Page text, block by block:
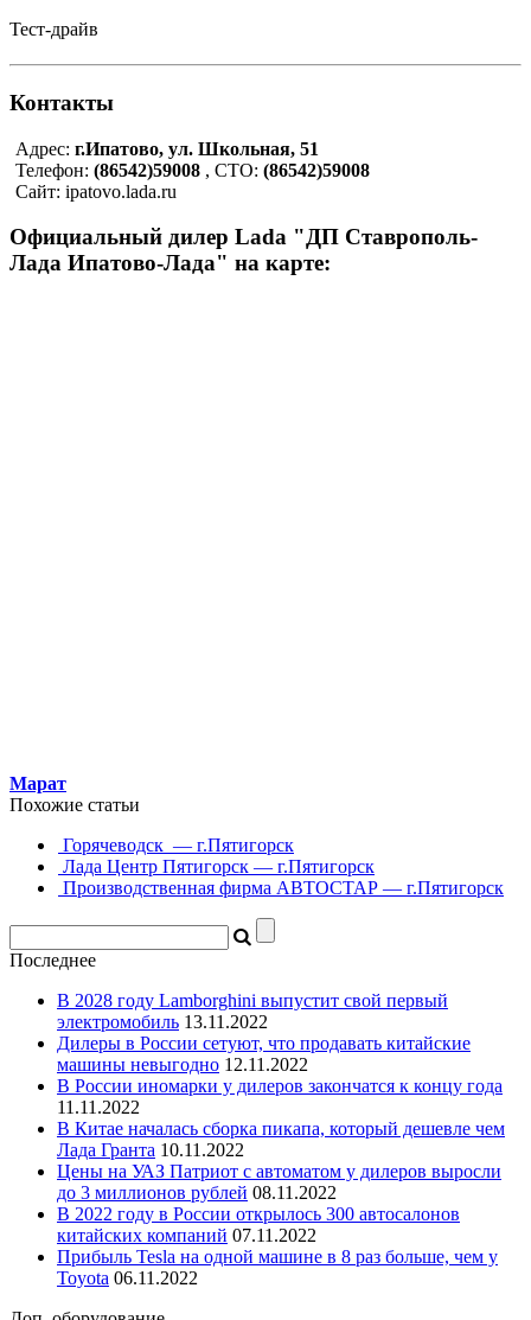
Тест-драйв
Контакты
Адрес: г.Ипатово, ул. Школьная, 51
Телефон: (86542)59008 , СТО: (86542)59008
Сайт: ipatovo.lada.ru
Официальный дилер Lada "ДП Ставрополь-
Лада Ипатово-Лада" на карте:
Марат
Похожие статьи
Горячеводск — г.Пятигорск
Лада Центр Пятигорск — г.Пятигорск
Производственная фирма АВТОСТАР — г.Пятигорск
Последнее
В 2028 году Lamborghini выпустит свой первый
электромобиль 13.11.2022
Дилеры в России сетуют, что продавать китайские
машины невыгодно 12.11.2022
В России иномарки у дилеров закончатся к концу года
11.11.2022
В Китае началась сборка пикапа, который дешевле чем
Лада Гранта 10.11.2022
Цены на УАЗ Патриот с автоматом у дилеров выросли
до 3 миллионов рублей 08.11.2022
В 2022 году в России открылось 300 автосалонов
китайских компаний 07.11.2022
Прибыль Tesla на одной машине в 8 раз больше, чем у
Toyota 06.11.2022